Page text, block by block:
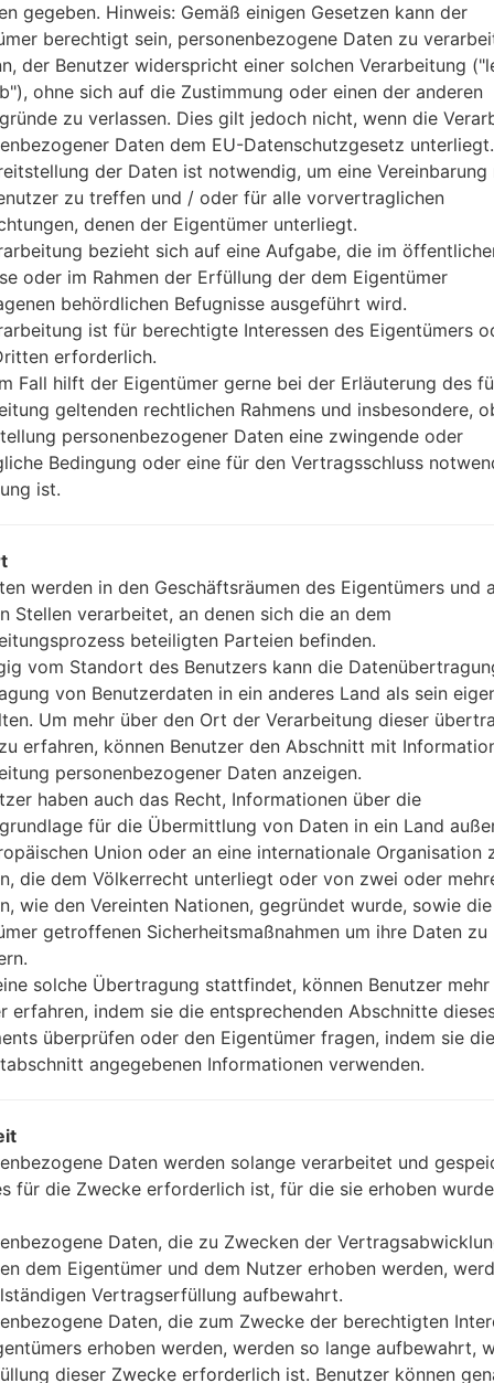
-
-
LTE band 2(1900), 4(1700/
-
-
Anzeige
4.5 in (~66.2% Bildschirm zu
IPS LCD kapazitiver
480 x 854 Pixel (~218 Dichte
16M Farben
Batterie und Tastatur
entfernbar Li-Ion 1900 mAh
-
Interfaces
Version 4.0, A2DP, LE
Nein
A-GPS, GLONASS
Nein
Nein
gegeben. Hinweis: Gemäß einigen Gesetzen kann der
berechtigt sein, personenbezogene Daten zu
der Benutzer widerspricht einer solchen Verarbeitung
ohne sich auf die Zustimmung oder einen der anderen
zu verlassen. Dies gilt jedoch nicht, wenn die
Daten dem EU-Datenschutzgesetz unterliegt.
der Daten ist notwendig, um eine Vereinbarung
zu treffen und / oder für alle vorvertraglichen
denen der Eigentümer unterliegt.
bezieht sich auf eine Aufgabe, die im
oder im Rahmen der Erfüllung der dem Eigentümer
behördlichen Befugnisse ausgeführt wird.
ist für berechtigte Interessen des Eigentümers
erforderlich.
Fall hilft der Eigentümer gerne bei der Erläuterung des
geltenden rechtlichen Rahmens und insbesondere,
personenbezogener Daten eine zwingende oder
Bedingung oder eine für den Vertragsschluss
ist.
werden in den Geschäftsräumen des Eigentümers und
Stellen verarbeitet, an denen sich die an dem
beteiligten Parteien befinden.
vom Standort des Benutzers kann die
von Benutzerdaten in ein anderes Land als sein
Um mehr über den Ort der Verarbeitung dieser
erfahren, können Benutzer den Abschnitt mit
personenbezogener Daten anzeigen.
haben auch das Recht, Informationen über die
für die Übermittlung von Daten in ein Land
Union oder an eine internationale Organisation
die dem Völkerrecht unterliegt oder von zwei oder
wie den Vereinten Nationen, gegründet wurde, sowie
getroffenen Sicherheitsmaßnahmen um ihre Daten zu
solche Übertragung stattfindet, können Benutzer mehr
erfahren, indem sie die entsprechenden Abschnitte
überprüfen oder den Eigentümer fragen, indem sie
angegebenen Informationen verwenden.
Daten werden solange verarbeitet und
für die Zwecke erforderlich ist, für die sie erhoben
Daten, die zu Zwecken der
dem Eigentümer und dem Nutzer erhoben werden,
Vertragserfüllung aufbewahrt.
Daten, die zum Zwecke der berechtigten
erhoben werden, werden so lange aufbewahrt,
dieser Zwecke erforderlich ist. Benutzer können